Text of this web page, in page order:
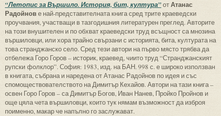
“Летопис за Вършило. История, бит, култура”отАтанас
Радойнове най-представителната книга сред трите краеведски
проучвания, участващи в тазгодишния литературен преглед. Авторите
на този внушителен и по обхват краеведски труд всъщност са мнозина
вършиловци, или хора трайно свързани с историята, бита, културата на
това странджанско село. Сред тези автори на първо място трябва да
отбележа Горо Горов – историк, краевед, чиито труд “Странджанският
рупски фолклор”. София: 1983, изд. на БАН. 998 с. е широко използван
в книгата, събрана и наредена от Атанас Радойнов по идея и със
спомоществователството на Димитър Кехайов. Автори на тази книга –
освен Горо Горов – са Димитър Богов, Иван Нанев, Пройко Пройнов и
още цяла чета вършиловци, които тук нямам възможност да изброя
поименно, макар че напълно го заслужават.